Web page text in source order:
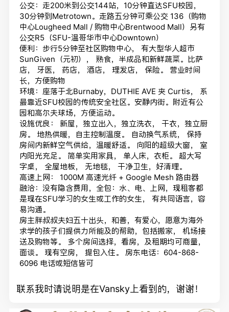
公交：走200米到公交144站，10分钟直达SFU校园，
30分钟到Metrotown。走路五分钟可乘公交 136（购物
中心Lougheed Mall / 购物中心Brentwood Mall）另有
公交R5（SFU-温哥华市中心Downtown）
便利：步行5分钟至社区购物中心， 有大型华人超市
SunGiven（元初）， 熟食，半成品和新鲜蔬菜。比萨
店， 牙医， 药店， 酒店， 理发店， 保险。 营业时间
长，方便购物
环境：座落于北Burnaby，DUTHIE AVE 夹 Curtis， 系
最靠近SFU校园的传统安全社区。安静内街。附近有公
园和高尔夫球场，方便运动。
设施优良： 新屋，独立出入，独立洗衣， 干衣，独立厨
房。 地热供暖，自主控制温度。 自动换气系统， 保持
房间内新鲜空气供给，温暖舒适。 向阳的超级大窗， 室
内阳光充足。 简单实用家具， 单人床，衣柜。 超大写
字桌， 全屋地板， 无地毯， 干净卫生，好清理。
高速上网： 1000M 高速光纤 + Google Mesh 路由器
融洽：没有隐含费用，全包：水、电、上网，现租客都
是现在SFU学习的女生或工作的女生， 有共同语言，容
易沟通。
房主胖叔叔夫妇五十出头，和善，有爱心，愿意为海外
求学的孩子们提供力所能及的帮助，包括搬家， 机场接
送及购物等。 多个房间选择，看房，及租期均可商量，
面谈。 现有空房， 提包入住。 房东电话：604-868-
6096 电话或短信皆可
联系我时请说明是在Vansky上看到的，谢谢！